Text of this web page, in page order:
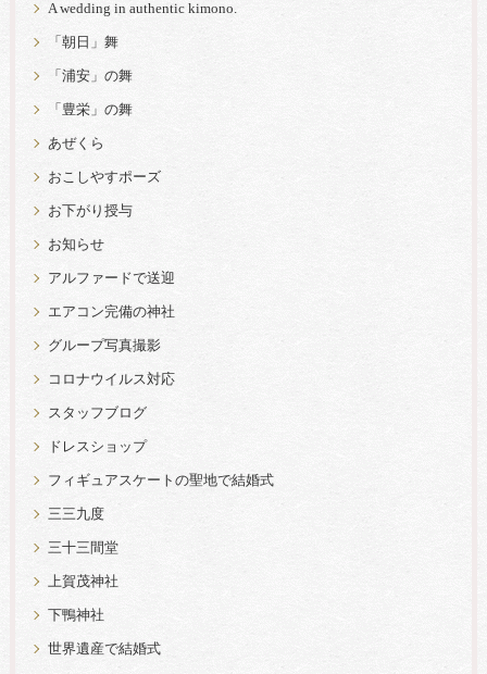
A wedding in authentic kimono.
「朝日」舞
「浦安」の舞
「豊栄」の舞
あぜくら
おこしやすポーズ
お下がり授与
お知らせ
アルファードで送迎
エアコン完備の神社
グループ写真撮影
コロナウイルス対応
スタッフブログ
ドレスショップ
フィギュアスケートの聖地で結婚式
三三九度
三十三間堂
上賀茂神社
下鴨神社
世界遺産で結婚式